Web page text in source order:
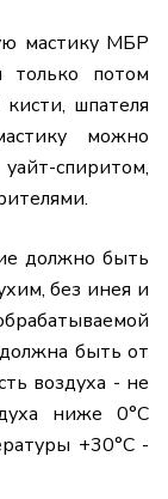
мастику МБР
только потом
шпателя
можно
спиритом,
должно быть
без инея и
быть от
воздуха - не
ниже 0°C
+30°C -